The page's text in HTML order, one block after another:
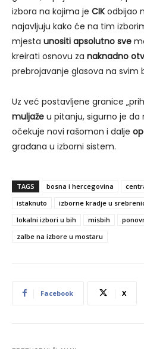
izbora na kojima je CIKodbijao
najavljuju kako će na tim
mjesta unositi apsolutno sve
kreirati osnovu za naknadno
prebrojavanje glasova na svim
Uz već postavljene granice
muljaže u pitanju, sigurno je da
očekuje novi rašomon i dalje
građana u izborni sistem.
TAGS bosna i hercegovina
istaknuto
izborne kradje u
lokalni izbori u bih
misbih
zalbe na izbore u mostaru
Facebook X